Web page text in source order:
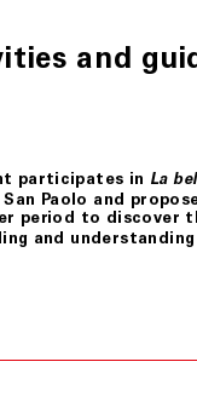
and
participates in La
San Paolo and
period to discover
and